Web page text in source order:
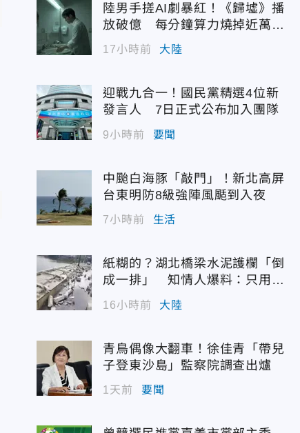
陸男手搓AI劇暴紅！《歸墟》播
放破億 每分鐘算力燒掉近萬台
17小時前 大陸
迎戰九合一！國民黨精選4位新
發言人 7日正式公布加入團隊
9小時前 要聞
中颱白海豚「敲門」！新北高屏
台東明防8級強陣風颳到入夜
7小時前 生活
紙糊的？湖北橋梁水泥護欄「倒
成一排」 知情人爆料：只用膠
水黏
16小時前 大陸
青鳥偶像大翻車！徐佳青「帶兒
子登東沙島」監察院調查出爐
1天前 要聞